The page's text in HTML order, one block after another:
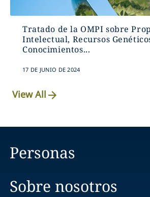
Tratado de la OMPI sobre
Intelectual, Recursos
Conocimientos...
17 DE JUNIO DE 2024
View All
Personas
Sobre nosotros